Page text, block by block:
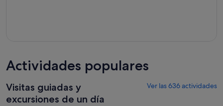
Actividades populares
Visitas guiadas y
excursiones de un día
Ver las 636 actividades